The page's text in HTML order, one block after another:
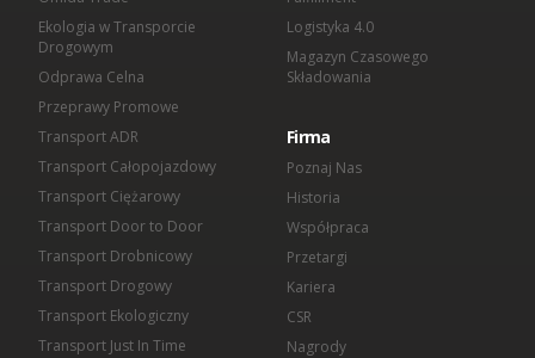
Ekologia w Transporcie
Drogowym
Odprawa Celna
Przeprawy Promowe
Transport ADR
Transport Całopojazdowy
Transport Ciężarowy
Transport Door to Door
Transport Drobnicowy
Transport Drogowy
Transport Ekologiczny
Transport Just In Time
Logistyka 4.0
Magazyn Czasowego
Składowania
Firma
Poznaj Nas
Historia
Współpraca
Przetargi
Kariera
CSR
Nagrody